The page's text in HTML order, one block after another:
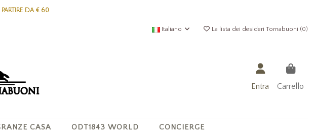
DA € 60
Italiano La lista dei desideri Tornabuoni (0)
Entra Carrello
CASA ODT1843 WORLD CONCIERGE